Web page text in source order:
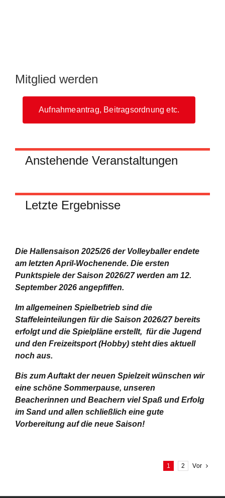
Mitglied werden
Aufnahmeantrag, Beitragsordnung etc.
Anstehende Veranstaltungen
Letzte Ergebnisse
Die Hallensaison 2025/26 der Volleyballer endete
am letzten April-Wochenende. Die ersten
Punktspiele der Saison 2026/27 werden am 12.
September 2026 angepfiffen.
Im allgemeinen Spielbetrieb sind die
Staffeleinteilungen für die Saison 2026/27 bereits
erfolgt und die Spielpläne erstellt, für die Jugend
und den Freizeitsport (Hobby) steht dies aktuell
noch aus.
Bis zum Auftakt der neuen Spielzeit wünschen wir
eine schöne Sommerpause, unseren
Beacherinnen und Beachern viel Spaß und Erfolg
im Sand und allen schließlich eine gute
Vorbereitung auf die neue Saison!
1 2 Vor